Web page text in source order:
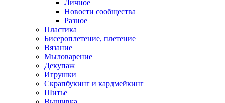
Личное
Новости сообщества
Разное
Пластика
Бисероплетение, плетение
Вязание
Мыловарение
Декупаж
Игрушки
Скрапбукинг и кардмейкинг
Шитье
Вышивка